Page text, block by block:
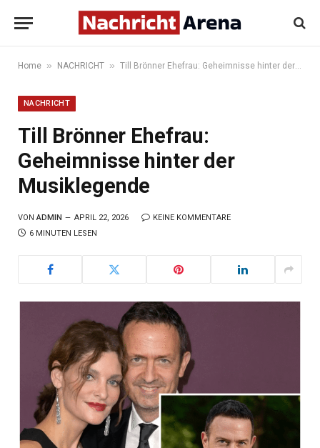
Home » NACHRICHT » Till Brönner Ehefrau: Geheimnisse hinter der Musiklegende
NACHRICHT
Till Brönner Ehefrau:
Geheimnisse hinter der
Musiklegende
VON ADMIN APRIL 22, 2026
KEINE KOMMENTARE
6 MINUTEN LESEN